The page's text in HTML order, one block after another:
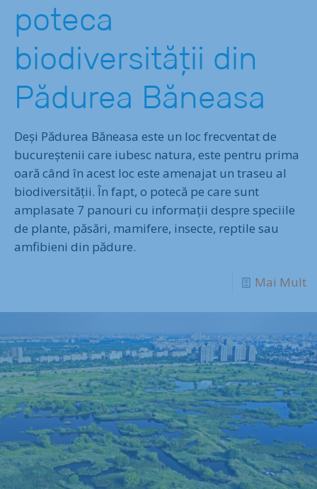
poteca
biodiversității din
Pădurea Băneasa
Deși Pădurea Băneasa este un loc frecventat de
bucureștenii care iubesc natura, este pentru prima
oară când în acest loc este amenajat un traseu al
biodiversității. În fapt, o potecă pe care sunt
amplasate 7 panouri cu informații despre speciile
de plante, păsări, mamifere, insecte, reptile sau
amfibieni din pădure.
Mai Mult